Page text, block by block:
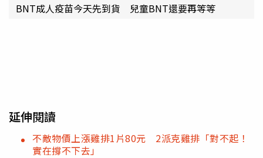
BNT成人疫苗今天先到貨 兒童BNT還要再等等
延伸閱讀
不敵物價上漲雞排1片80元 2派克雞排「對不起！
實在撐不下去」